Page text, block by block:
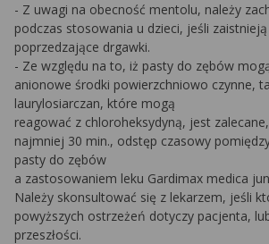
- Z uwagi na obecność mentolu, należy
podczas stosowania u dzieci, jeśli
poprzedzające drgawki.
- Ze względu na to, iż pasty do zębów
anionowe środki powierzchniowo czynne,
laurylosiarczan, które mogą
reagować z chloroheksydyną, jest
najmniej 30 min., odstęp czasowy
pasty do zębów
a zastosowaniem leku Gardimax medica
Należy skonsultować się z lekarzem, jeśli
powyższych ostrzeżeń dotyczy pacjenta,
przeszłości.